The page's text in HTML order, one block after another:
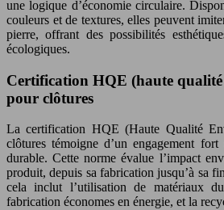
une logique d’économie circulaire.
couleurs et de textures, elles peuvent
pierre, offrant des possibilités
écologiques.
Certification HQE (haute
pour clôtures
La certification HQE (Haute Qualité
clôtures témoigne d’un engagement
durable. Cette norme évalue l’impact
produit, depuis sa fabrication jusqu’à sa
cela inclut l’utilisation de matériaux
fabrication économes en énergie, et la